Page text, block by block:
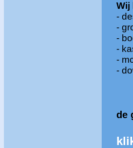
Wij
-
-
-
-
-
-
de